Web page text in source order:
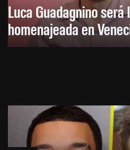
Luca Guadagnino
homenajeada en